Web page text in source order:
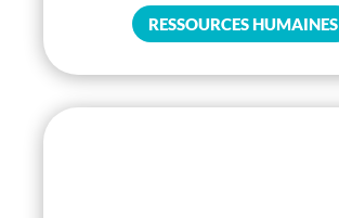
RESSOURCES HUMAINES